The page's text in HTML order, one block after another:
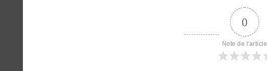
0
Note de l'article